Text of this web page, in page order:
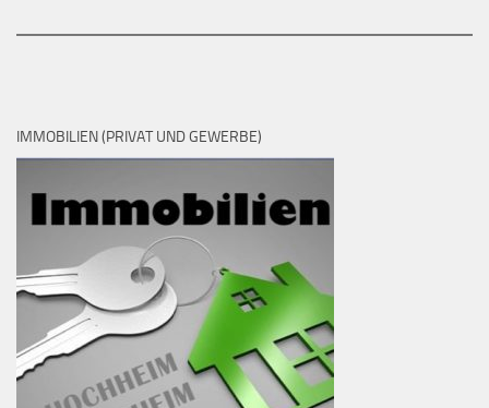
IMMOBILIEN (PRIVAT UND GEWERBE)